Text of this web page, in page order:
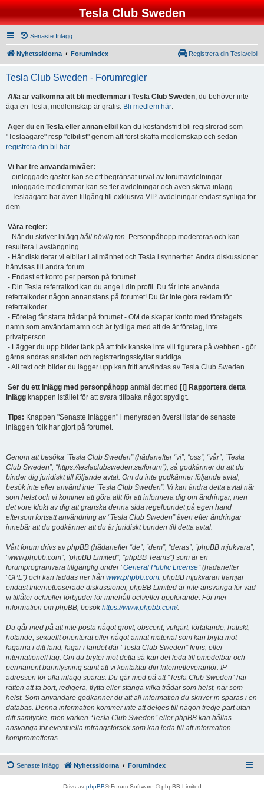
Tesla Club Sweden
Senaste Inlägg
Nyhetssidorna Forumindex Registrera din Tesla/elbil
Tesla Club Sweden - Forumregler
Alla är välkomna att bli medlemmar i Tesla Club Sweden, du behöver inte
äga en Tesla, medlemskap är gratis. Bli medlem här.
Äger du en Tesla eller annan elbil kan du kostandsfritt bli registrerad som
"Teslaägare" resp "elbilist" genom att först skaffa medlemskap och sedan
registrera din bil här.
Vi har tre användarnivåer:
- oinloggade gäster kan se ett begränsat urval av forumavdelningar
- inloggade medlemmar kan se fler avdelningar och även skriva inlägg
- Teslaägare har även tillgång till exklusiva VIP-avdelningar endast synliga för
dem
Våra regler:
- När du skriver inlägg håll hövlig ton. Personpåhopp modereras och kan
resultera i avstängning.
- Här diskuterar vi elbilar i allmänhet och Tesla i synnerhet. Andra diskussioner
hänvisas till andra forum.
- Endast ett konto per person på forumet.
- Din Tesla referralkod kan du ange i din profil. Du får inte använda
referralkoder någon annanstans på forumet! Du får inte göra reklam för
referralkoder.
- Företag får starta trådar på forumet - OM de skapar konto med företagets
namn som användarnamn och är tydliga med att de är företag, inte
privatperson.
- Lägger du upp bilder tänk på att folk kanske inte vill figurera på webben - gör
gärna andras ansikten och registreringsskyltar suddiga.
- All text och bilder du lägger upp kan fritt användas av Tesla Club Sweden.
Ser du ett inlägg med personpåhopp anmäl det med [!] Rapportera detta
inlägg knappen istället för att svara tillbaka något spydigt.
Tips: Knappen "Senaste Inläggen" i menyraden överst listar de senaste
inläggen folk har gjort på forumet.
Genom att besöka “Tesla Club Sweden” (hädanefter “vi”, “oss”, “vår”, “Tesla
Club Sweden”, “https://teslaclubsweden.se/forum”), så godkänner du att du
binder dig juridiskt till följande avtal. Om du inte godkänner följande avtal,
besök inte eller använd inte “Tesla Club Sweden”. Vi kan ändra detta avtal när
som helst och vi kommer att göra allt för att informera dig om ändringar, men
det vore klokt av dig att granska denna sida regelbundet på egen hand
eftersom fortsatt användning av “Tesla Club Sweden” även efter ändringar
innebär att du godkänner att du är juridiskt bunden till detta avtal.
Vårt forum drivs av phpBB (hädanefter “de”, “dem”, “deras”, “phpBB mjukvara”,
“www.phpbb.com”, “phpBB Limited”, “phpBB Teams”) som är en
forumprogramvara tillgänglig under “General Public License” (hädanefter
“GPL”) och kan laddas ner från www.phpbb.com. phpBB mjukvaran främjar
endast Internetbaserade diskussioner, phpBB Limited är inte ansvariga för vad
vi tillåter och/eller förbjuder för innehåll och/eller uppförande. För mer
information om phpBB, besökhttps://www.phpbb.com/.
Du går med på att inte posta något grovt, obscent, vulgärt, förtalande, hatiskt,
hotande, sexuellt orienterat eller något annat material som kan bryta mot
lagarna i ditt land, lagar i landet där “Tesla Club Sweden” finns, eller
internationell lag. Om du bryter mot detta så kan det leda till omedelbar och
permanent bannlysning samt att vi kontaktar din Internetleverantör. IP-
adressen för alla inlägg sparas. Du går med på att “Tesla Club Sweden” har
rätten att ta bort, redigera, flytta eller stänga vilka trådar som helst, när som
helst. Som användare godkänner du att all information du skriver in sparas i en
databas. Denna information kommer inte att delges till någon tredje part utan
ditt samtycke, men varken “Tesla Club Sweden” eller phpBB kan hållas
ansvariga för eventuella intrångsförsök som kan leda till att information
komprometteras.
Senaste Inlägg Nyhetssidorna Forumindex
Drivs av phpBB® Forum Software © phpBB Limited